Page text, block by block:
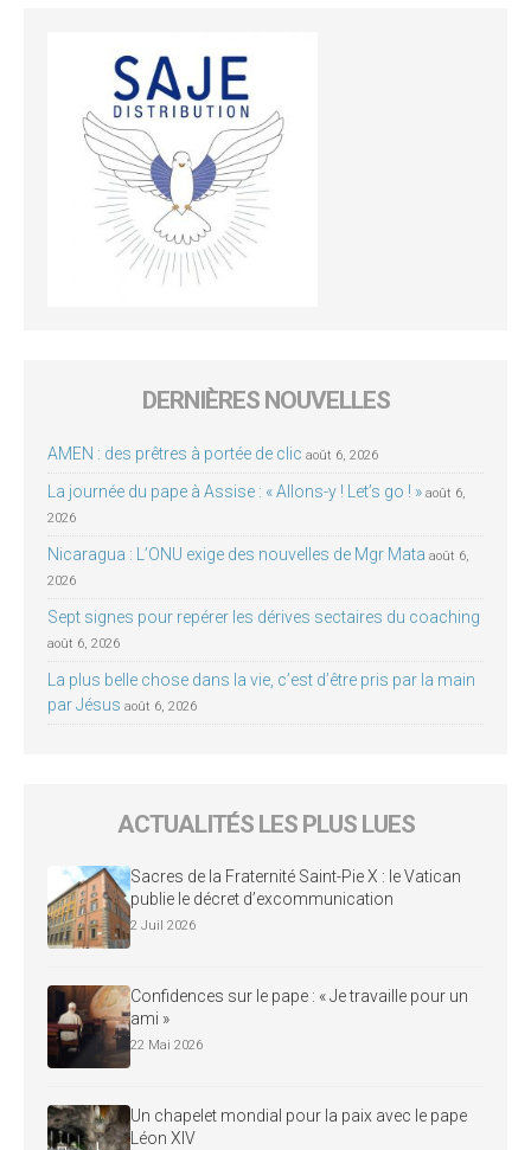
DERNIÈRES NOUVELLES
AMEN : des prêtres à portée de clic août 6, 2026
La journée du pape à Assise : « Allons-y ! Let’s go ! » août 6,
2026
Nicaragua : L’ONU exige des nouvelles de Mgr Mata août 6,
2026
Sept signes pour repérer les dérives sectaires du coaching
août 6, 2026
La plus belle chose dans la vie, c’est d’être pris par la main
par Jésus août 6, 2026
ACTUALITÉS LES PLUS LUES
Sacres de la Fraternité Saint-Pie X : le Vatican
publie le décret d’excommunication
2 Juil 2026
Confidences sur le pape : « Je travaille pour un
ami »
22 Mai 2026
Un chapelet mondial pour la paix avec le pape
Léon XIV